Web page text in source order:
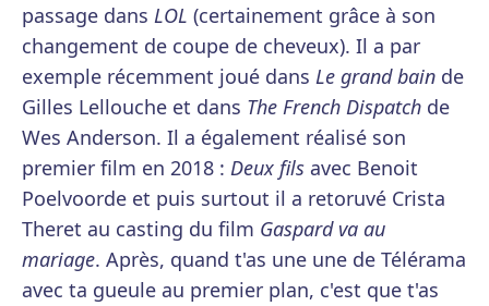
passage dans LOL (certainement grâce à son
changement de coupe de cheveux). Il a par
exemple récemment joué dans Le grand bain de
Gilles Lellouche et dans The French Dispatch de
Wes Anderson. Il a également réalisé son
premier film en 2018 : Deux fils avec Benoit
Poelvoorde et puis surtout il a retoruvé Crista
Theret au casting du film Gaspard va au
mariage. Après, quand t'as une une de Télérama
avec ta gueule au premier plan, c'est que t'as